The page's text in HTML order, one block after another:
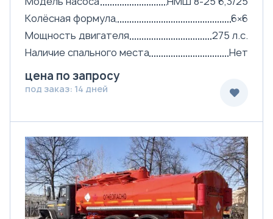
Колёсная формула
6×6
Мощность двигателя
275 л.с.
Наличие спального места
Нет
цена по запросу
под заказ: 14 дней